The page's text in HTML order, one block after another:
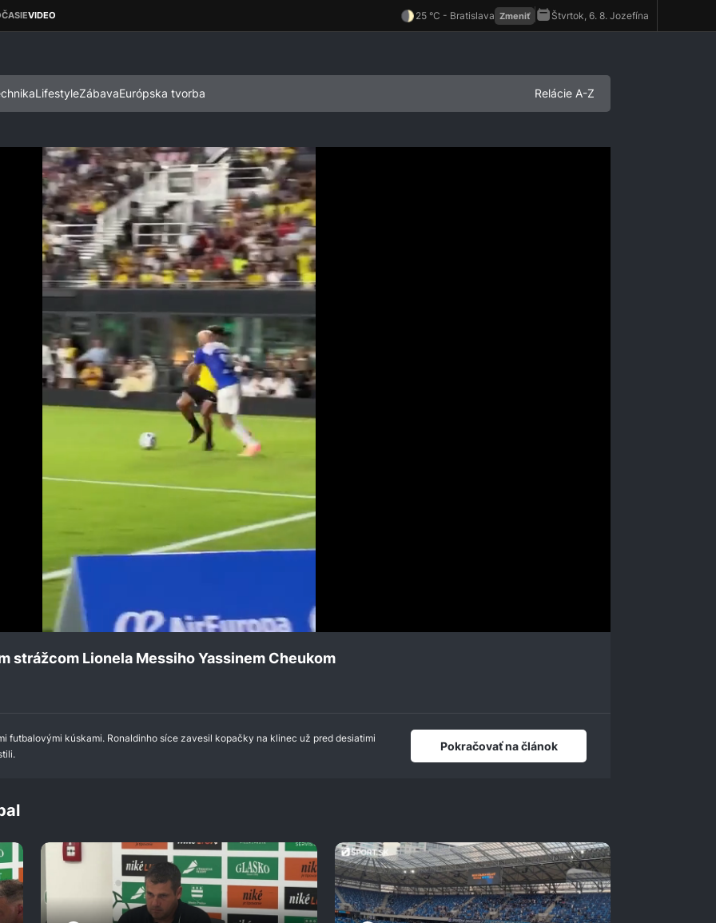
LifestyleZábavaEurópska tvorba Relácie A-Z
strážcom Lionela Messiho Yassinem Cheukom
futbalovými kúskami. Ronaldinho síce zavesil kopačky na klinec už pred desiatimi
Pokračovať na článok